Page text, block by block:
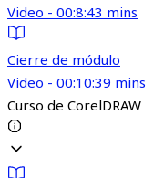
Video - 00:8:43 mins
Cierre de módulo
Video - 00:10:39 mins
Curso de CorelDRAW